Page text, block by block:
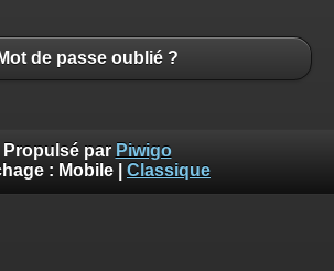
Mot de passe oublié ?
Propulsé par Piwigo
: Mobile Classique